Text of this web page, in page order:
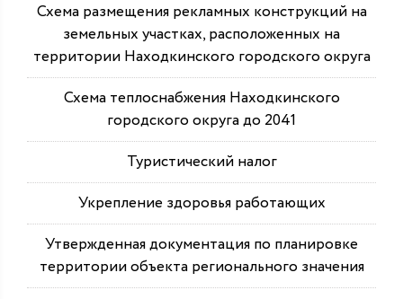
Схема размещения рекламных конструкций на
земельных участках, расположенных на
территории Находкинского городского округа
Схема теплоснабжения Находкинского
городского округа до 2041
Туристический налог
Укрепление здоровья работающих
Утвержденная документация по планировке
территории объекта регионального значения